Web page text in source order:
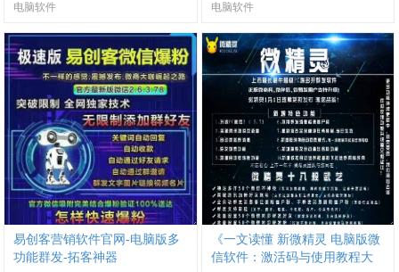
电脑软件 电脑软件
易创客营销软件官网-电脑版多
功能群发-拓客神器
《一文读懂 新微精灵 电脑版微
信软件：激活码与使用教程大